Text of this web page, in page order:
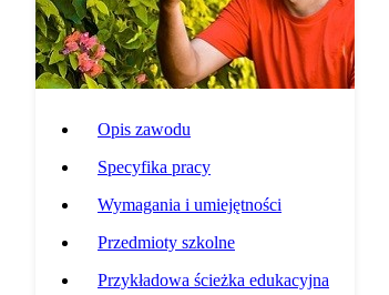
Opis zawodu
Specyfika pracy
Wymagania i umiejętności
Przedmioty szkolne
Przykładowa ścieżka edukacyjna